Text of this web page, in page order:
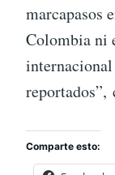
marcapasos
Colombia ni
internacional
Comparte esto: